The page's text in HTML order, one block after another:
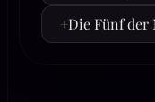
+Die Fünf der